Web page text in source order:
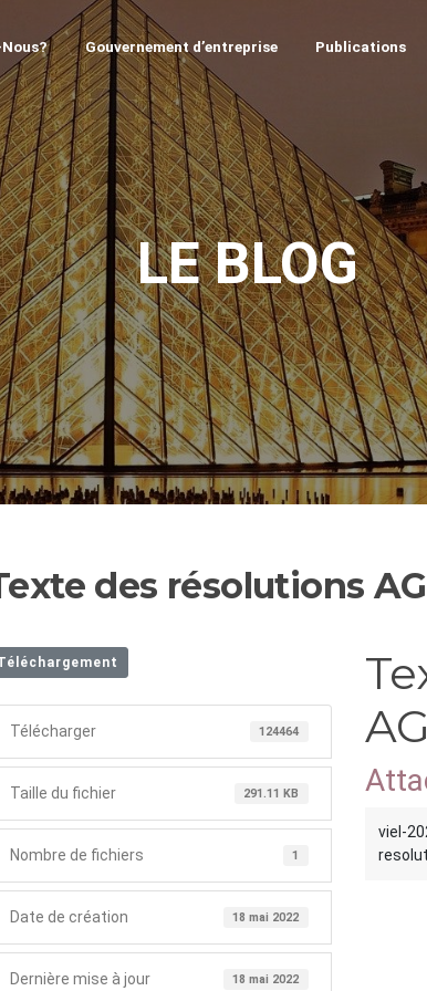
Gouvernement d’entreprise Publications
LE BLOG
des résolutions
Télécharger 124464
Taille du fichier 291.11 KB
Nombre de fichiers 1
Date de création 18 mai 2022
Dernière mise à jour 18 mai 2022
viel-